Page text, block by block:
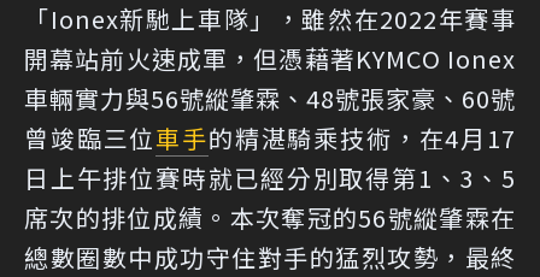
「Ionex新馳上車隊」，雖然在2022年賽事
開幕站前火速成軍，但憑藉著KYMCO Ionex
車輛實力與56號縱肇霖、48號張家豪、60號
曾竣臨三位車手的精湛騎乘技術，在4月17
日上午排位賽時就已經分別取得第1、3、5
席次的排位成績。本次奪冠的56號縱肇霖在
總數圈數中成功守住對手的猛烈攻勢，最終